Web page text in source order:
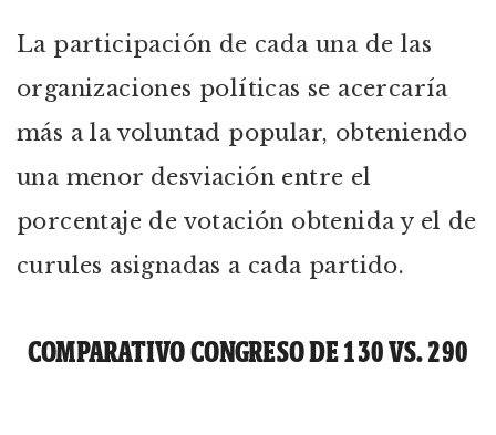
La participación de cada una de las
organizaciones políticas se acercaría
más a la voluntad popular, obteniendo
una menor desviación entre el
porcentaje de votación obtenida y el de
curules asignadas a cada partido.
COMPARATIVO CONGRESO DE 130 VS. 290